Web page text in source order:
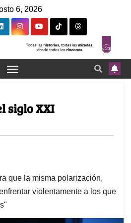
6, 2026
siglo XXI
que la misma polarización,
violentamente a los que